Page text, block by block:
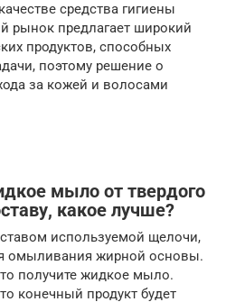
средства гигиены
рынок предлагает широкий
продуктов, способных
поэтому решение о
за кожей и волосами
мыло от твердого
какое лучше?
используемой щелочи,
омыливания жирной основы.
получите жидкое мыло.
конечный продукт будет